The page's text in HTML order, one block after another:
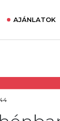
AJÁNLATOK